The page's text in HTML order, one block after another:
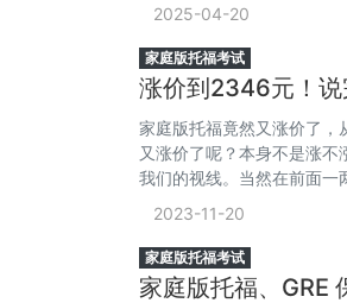
2025-04-20
家庭版托福考试
涨价到2346元！说
家庭版托福竟然又涨价了
又涨价了呢？本身不是涨
我们的视线。当然在前面一
最本质
2023-11-20
家庭版托福考试
家庭版托福、GRE